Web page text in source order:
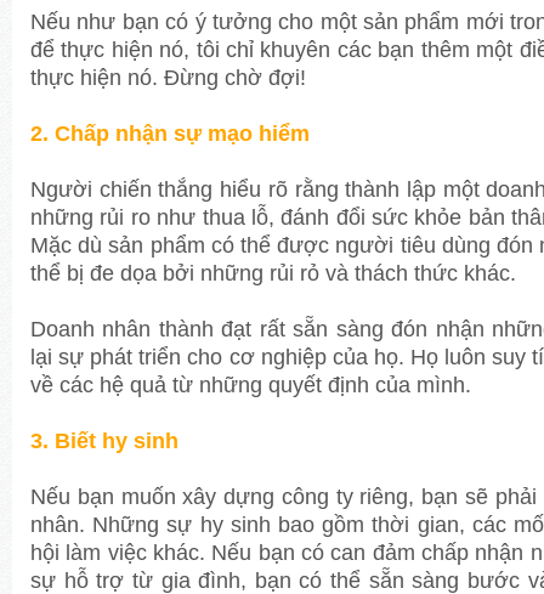
Nếu như bạn có ý tưởng cho một sản phẩm mới
để thực hiện nó, tôi chỉ khuyên các bạn thêm một
thực hiện nó. Đừng chờ đợi!
2. Chấp nhận sự mạo hiểm
Người chiến thắng hiểu rõ rằng thành lập một
những rủi ro như thua lỗ, đánh đổi sức khỏe bản
Mặc dù sản phẩm có thể được người tiêu dùng đón
thể bị đe dọa bởi những rủi rỏ và thách thức khác.
Doanh nhân thành đạt rất sẵn sàng đón nhận
lại sự phát triển cho cơ nghiệp của họ. Họ luôn suy
về các hệ quả từ những quyết định của mình.
3. Biết hy sinh
Nếu bạn muốn xây dựng công ty riêng, bạn sẽ
nhân. Những sự hy sinh bao gồm thời gian, các
hội làm việc khác. Nếu bạn có can đảm chấp nhận
sự hỗ trợ từ gia đình, bạn có thể sẵn sàng bước